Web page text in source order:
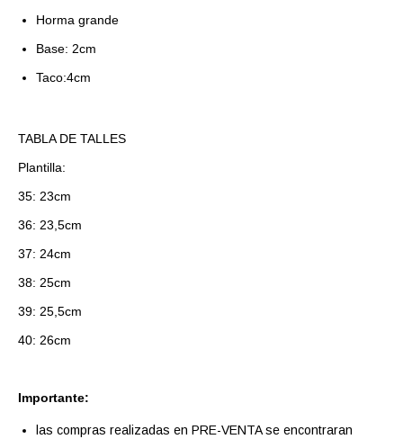
Horma grande
Base: 2cm
Taco:4cm
TABLA DE TALLES
Plantilla:
35: 23cm
36: 23,5cm
37: 24cm
38: 25cm
39: 25,5cm
40: 26cm
Importante:
las compras realizadas en PRE-VENTA se encontraran